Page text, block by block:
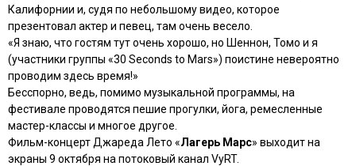
Калифорнии и, судя по небольшому видео, которое
презентовал актер и певец, там очень весело.
«Я знаю, что гостям тут очень хорошо, но Шеннон, Томо и я
(участники группы «30 Seconds to Mars») поистине невероятно
проводим здесь время!»
Бесспорно, ведь, помимо музыкальной программы, на
фестивале проводятся пешие прогулки, йога, ремесленные
мастер-классы и многое другое.
Фильм-концерт Джареда Лето «Лагерь Марс» выходит на
экраны 9 октября на потоковый канал VyRT.